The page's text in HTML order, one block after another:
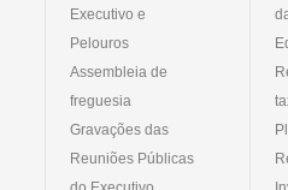
Executivo e
Pelouros
Assembleia de
freguesia
Gravações das
Reuniões Públicas